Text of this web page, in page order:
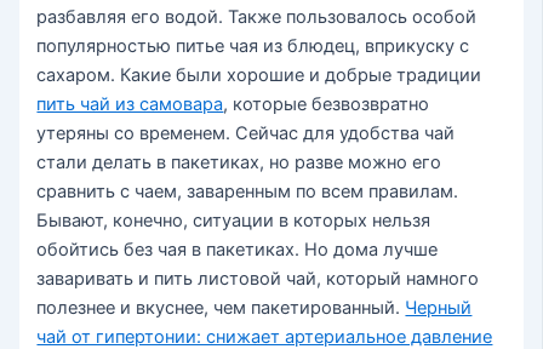
разбавляя его водой. Также пользовалось особой
популярностью питье чая из блюдец, вприкуску с
сахаром. Какие были хорошие и добрые традиции
пить чай из самовара, которые безвозвратно
утеряны со временем. Сейчас для удобства чай
стали делать в пакетиках, но разве можно его
сравнить с чаем, заваренным по всем правилам.
Бывают, конечно, ситуации в которых нельзя
обойтись без чая в пакетиках. Но дома лучше
заваривать и пить листовой чай, который намного
полезнее и вкуснее, чем пакетированный. Черный
чай от гипертонии: снижает артериальное давление